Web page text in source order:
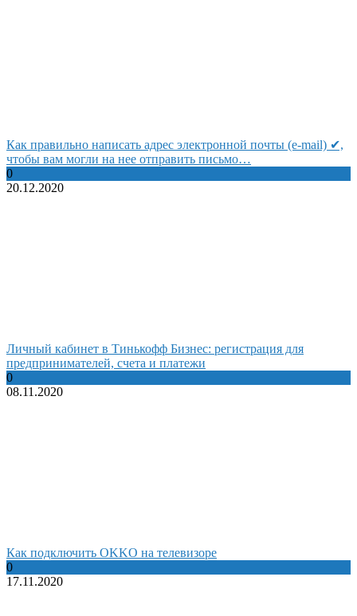
Как правильно написать адрес электронной почты (e-mail) ✔,
чтобы вам могли на нее отправить письмо…
0
20.12.2020
Личный кабинет в Тинькофф Бизнес: регистрация для
предпринимателей, счета и платежи
0
08.11.2020
Как подключить OKKO на телевизоре
0
17.11.2020